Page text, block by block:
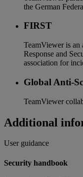
the German
FIRST
TeamViewer is an
Response and
association for
Global Anti-
TeamViewer
Additional
User guidance
Security handbook